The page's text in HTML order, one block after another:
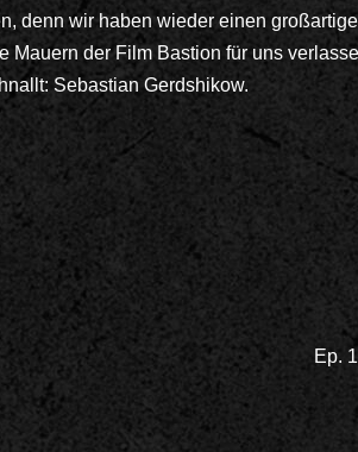
denn wir haben wieder einen
Mauern der Film Bastion für uns
Sebastian Gerdshikow.
Ep.